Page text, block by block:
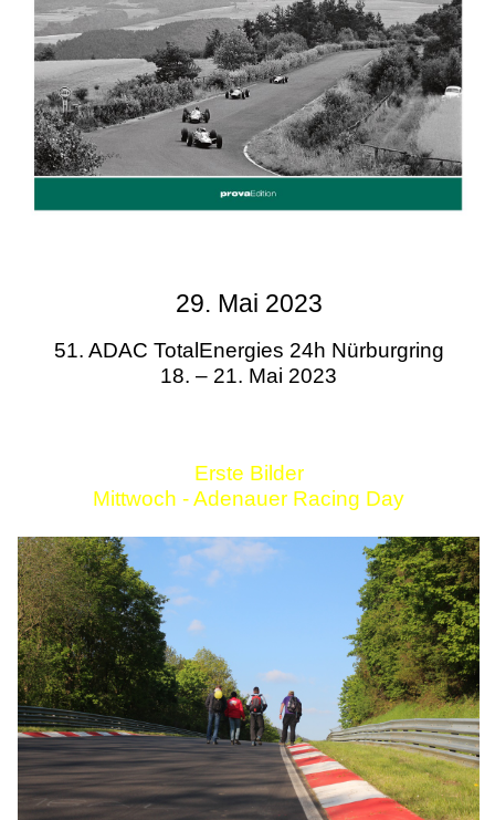
29. Mai 2023
51. ADAC TotalEnergies 24h Nürburgring
18. – 21. Mai 2023
Erste Bilder
Mittwoch - Adenauer Racing Day